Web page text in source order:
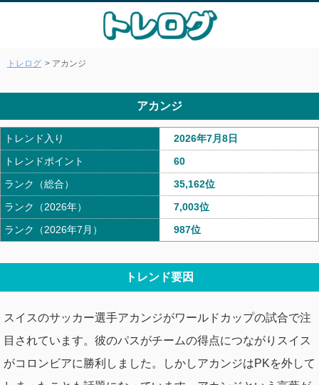
トレログ > アカンジ
アカンジ
トレンド入り
トレンドポイント
ランク（総合）
ランク（2026年）
ランク（2026年7月）
2026年7月8日
60
35,162位
7,003位
987位
トレンド要因
スイスのサッカー選手アカンジがワールドカップの試合で注
目されています。彼のパスがチームの得点につながりスイス
がコロンビアに勝利しました。しかしアカンジはPKを外して